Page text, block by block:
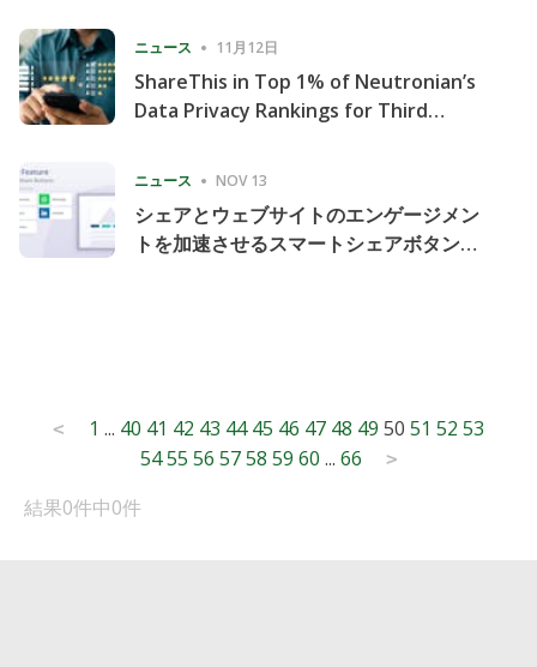
ニュース 11月12日
ShareThis in Top 1% of Neutronian’s
Data Privacy Rankings for Third
ニュース NOV 13
シェアとウェブサイトのエンゲージメン
トを加速させるスマートシェアボタンの
Posts
pagination
< 1 ... 40 41 42 43 44 45 46 47 48 49 50 51 52 53
54 55 56 57 58 59 60 ... 66 >
結果0件中0件